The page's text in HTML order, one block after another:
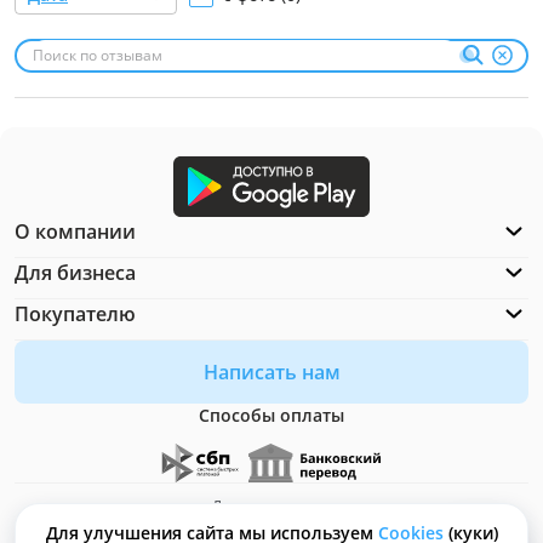
Для улучшения сайта мы используем Сookies(куки)
Написать нам
Способы оплаты
О компании
Для бизнеса
Покупателю
Документация
Что такое Cookies?